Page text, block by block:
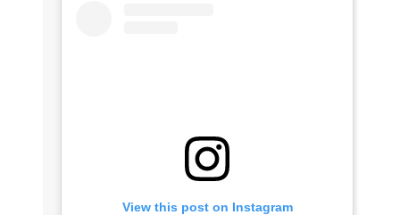
View this post on Instagram